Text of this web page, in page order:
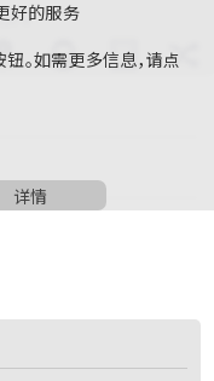
好的服务
。如需更多信息，请点
详情